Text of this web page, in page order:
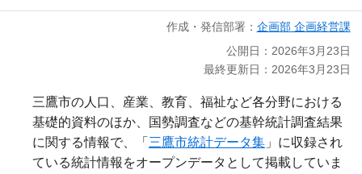
作成・発信部署： 企画部 企画経営課
公開日：2026年3月23日
最終更新日：2026年3月23日
三鷹市の人口、産業、教育、福祉など各分野における
基礎的資料のほか、国勢調査などの基幹統計調査結果
に関する情報で、「 三鷹市統計データ集 」に収録され
ている統計情報をオープンデータとして掲載していま